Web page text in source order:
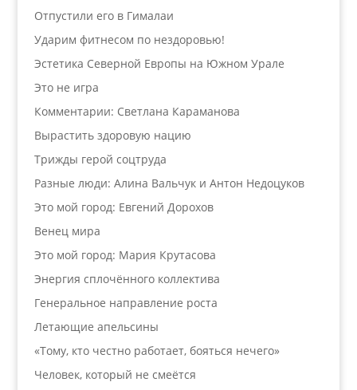
Отпустили его в Гималаи
Ударим фитнесом по нездоровью!
Эстетика Северной Европы на Южном Урале
Это не игра
Комментарии: Светлана Караманова
Вырастить здоровую нацию
Трижды герой соцтруда
Разные люди: Алина Вальчук и Антон Недоцуков
Это мой город: Евгений Дорохов
Венец мира
Это мой город: Мария Крутасова
Энергия сплочённого коллектива
Генеральное направление роста
Летающие апельсины
«Тому, кто честно работает, бояться нечего»
Человек, который не смеётся